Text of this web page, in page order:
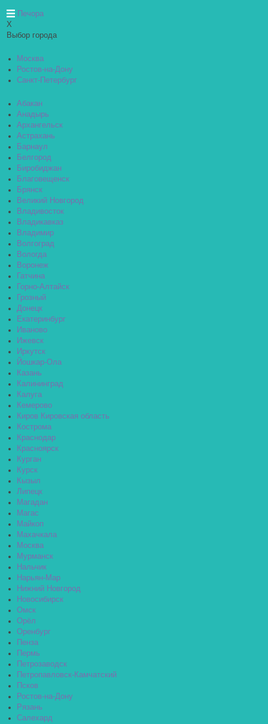
Печора
X
Выбор города
Москва
Ростов-на-Дону
Санкт-Петербург
Абакан
Анадырь
Архангельск
Астрахань
Барнаул
Белгород
Биробиджан
Благовещенск
Брянск
Великий Новгород
Владивосток
Владикавказ
Владимир
Волгоград
Вологда
Воронеж
Гатчина
Горно-Алтайск
Грозный
Донецк
Екатеринбург
Иваново
Ижевск
Иркутск
Йошкар-Ола
Казань
Калининград
Калуга
Кемерово
Киров Кировская область
Кострома
Краснодар
Красноярск
Курган
Курск
Кызыл
Липецк
Магадан
Магас
Майкоп
Махачкала
Москва
Мурманск
Нальчик
Нарьян-Мар
Нижний Новгород
Новосибирск
Омск
Орёл
Оренбург
Пенза
Пермь
Петрозаводск
Петропавловск-Камчатский
Псков
Ростов-на-Дону
Рязань
Салехард